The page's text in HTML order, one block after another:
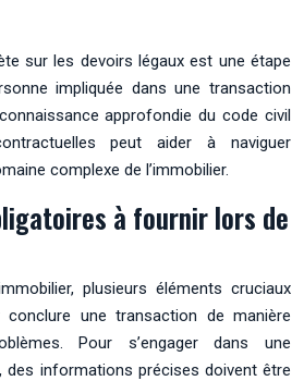
sur les devoirs légaux est une étape
impliquée dans une transaction
approfondie du code civil
peut aider à naviguer
complexe de l’immobilier.
à fournir lors de
plusieurs éléments cruciaux
une transaction de manière
Pour s’engager dans une
des informations précises doivent être